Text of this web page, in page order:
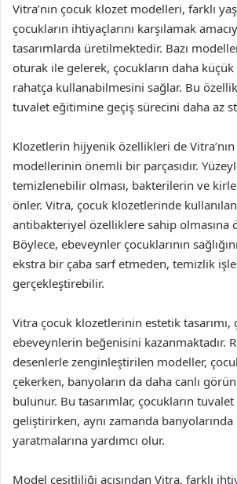
Vitra’nın çocuk klozet modelleri, farklı
çocukların ihtiyaçlarını karşılamak
tasarımlarda üretilmektedir. Bazı
oturak ile gelerek, çocukların daha
rahatça kullanabilmesini sağlar. Bu
tuvalet eğitimine geçiş sürecini daha az
Klozetlerin hijyenik özellikleri de
modellerinin önemli bir parçasıdır.
temizlenebilir olması, bakterilerin ve
önler. Vitra, çocuk klozetlerinde
antibakteriyel özelliklere sahip olmasına
Böylece, ebeveynler çocuklarının
ekstra bir çaba sarf etmeden, temizlik
gerçekleştirebilir.
Vitra çocuk klozetlerinin estetik tasarımı,
ebeveynlerin beğenisini kazanmaktadır.
desenlerle zenginleştirilen modeller,
çekerken, banyoların da daha canlı
bulunur. Bu tasarımlar, çocukların tuvalet
geliştirirken, aynı zamanda
yaratmalarına yardımcı olur.
Model çeşitliliği açısından Vitra, farklı